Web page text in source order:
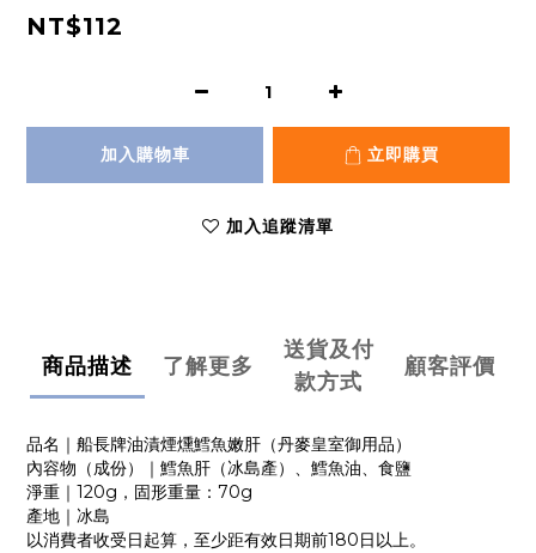
NT$112
加入購物車 立即購買
加入追蹤清單
商品描述 了解更多
送貨及付
款方式
顧客評價
品名｜船長牌油漬煙燻鱈魚嫩肝（丹麥皇室御用品）
內容物（成份）｜鱈魚肝（冰島產）、鱈魚油、食鹽
淨重｜120g，固形重量：70g
產地｜冰島
以消費者收受日起算，至少距有效日期前180日以上。